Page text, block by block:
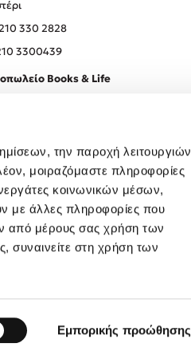
την παροχή λειτουργιών
μοιραζόμαστε πληροφορίες
κοινωνικών μέσων,
με άλλες πληροφορίες που
από μέρους σας χρήση των
συναινείτε στη χρήση των
Εμπορικής προώθησης
330 2828
3300439
Books & Life
Powered by